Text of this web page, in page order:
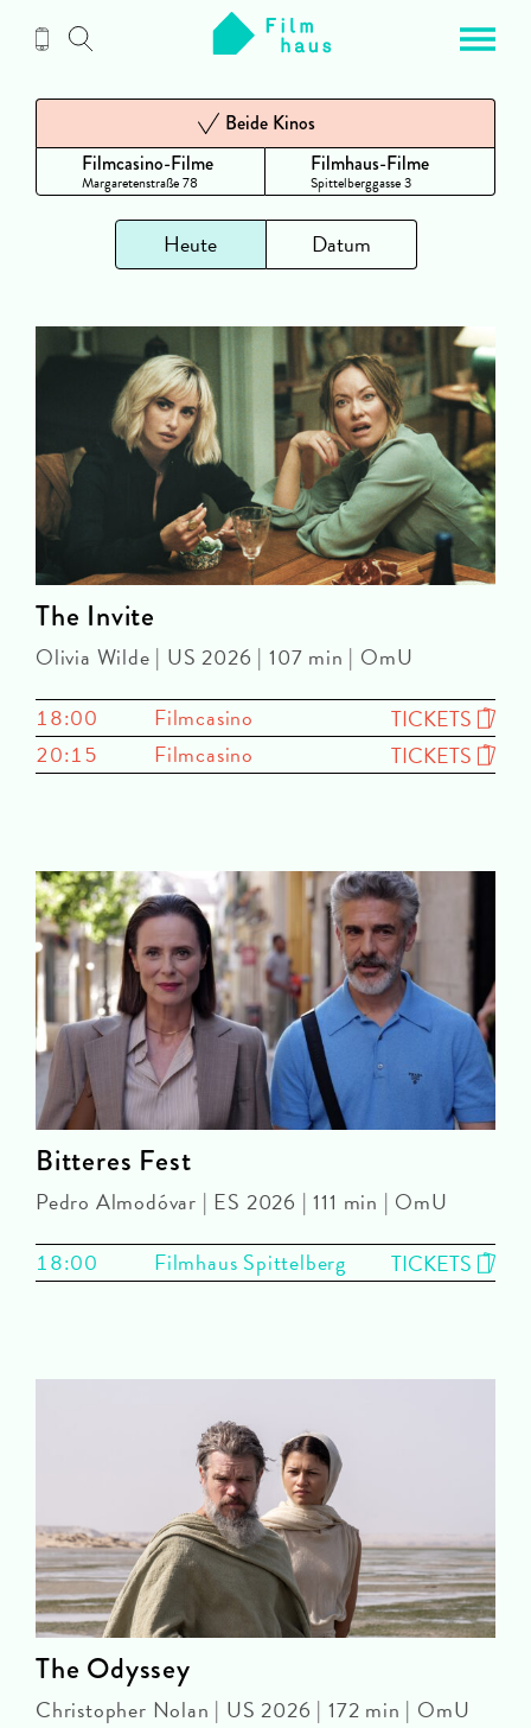
Inhalt
Filmcasino-Filme
Margaretenstraße 78
Beide Kinos
Filmhaus-Filme
Spittelberggasse 3
Heute Datum
The Invite
Olivia Wilde | US 2026 | 107 min | OmU
18:00
Filmcasino
TICKETS
20:15
Filmcasino TICKETS
Bitteres Fest
Pedro Almodóvar | ES 2026 | 111 min | OmU
18:00
Filmhaus Spittelberg TICKETS
The Odyssey
Christopher Nolan | US 2026 | 172 min | OmU